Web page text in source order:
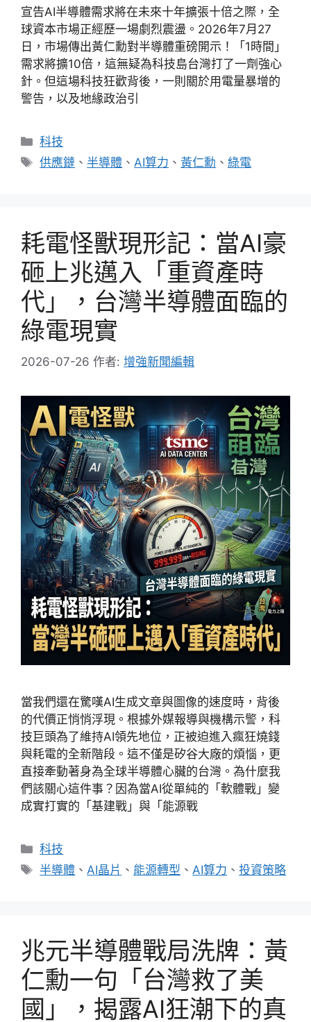
宣告AI半導體需求將在未來十年擴張十倍之際，全
球資本市場正經歷一場劇烈震盪。2026年7月27
日，市場傳出黃仁勳對半導體重磅開示！「1時間」
需求將擴10倍，這無疑為科技島台灣打了一劑強心
針。但這場科技狂歡背後，一則關於用電量暴增的
警告，以及地緣政治引
分
類
科技
標
供應鏈 、半導體 、AI算力 、黃仁勳 、綠電
耗電怪獸現形記：當AI豪
砸上兆邁入「重資產時
代」，台灣半導體面臨的
綠電現實
2026-07-26 作者: 增強新聞編輯
當我們還在驚嘆AI生成文章與圖像的速度時，背後
的代價正悄悄浮現。根據外媒報導與機構示警，科
技巨頭為了維持AI領先地位，正被迫進入瘋狂燒錢
與耗電的全新階段。這不僅是矽谷大廠的煩惱，更
直接牽動著身為全球半導體心臟的台灣。為什麼我
們該關心這件事？因為當AI從單純的「軟體戰」變
成實打實的「基建戰」與「能源戰
分
類
科技
標
半導體 、 AI晶片 、 能源轉型 、 AI算力 、投資策略
兆元半導體戰局洗牌：黃
仁勳一句「台灣救了美
國」，揭露AI狂潮下的真